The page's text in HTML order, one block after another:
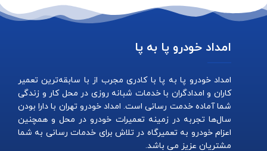
امداد خودرو پا به پا
امداد خودرو پا به پا با کادری مجرب از با سابقه‌ترین تعمیر
کاران و امدادگران با خدمات شبانه روزی در محل کار و زندگی
شما آماده خدمت رسانی است. امداد خودرو تهران با دارا بودن
سال‌ها تجربه در زمینه تعمیرات خودرو در محل و همچنین
اعزام خودرو به تعمیرگاه در تلاش برای خدمات رسانی به شما
مشتریان عزیز می باشد.